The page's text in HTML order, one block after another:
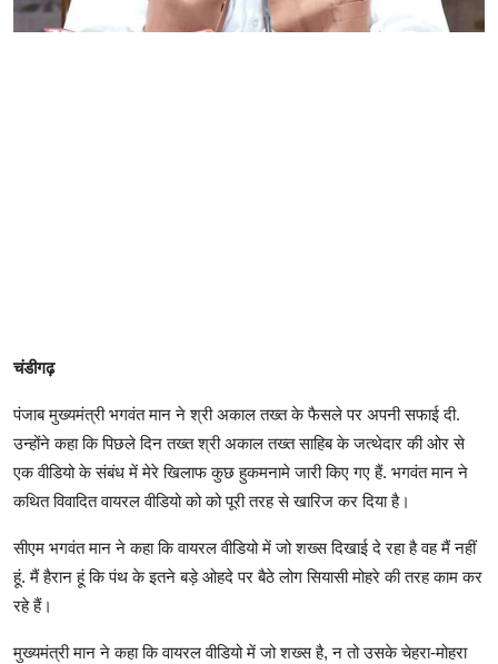
चंडीगढ़
पंजाब मुख्यमंत्री भगवंत मान ने श्री अकाल तख्त के फैसले पर अपनी सफाई दी.
उन्होंने कहा कि पिछले दिन तख्त श्री अकाल तख्त साहिब के जत्थेदार की ओर से
एक वीडियो के संबंध में मेरे खिलाफ कुछ हुकमनामे जारी किए गए हैं. भगवंत मान ने
कथित विवादित वायरल वीडियो को को पूरी तरह से खारिज कर दिया है।
सीएम भगवंत मान ने कहा कि वायरल वीडियो में जो शख्स दिखाई दे रहा है वह मैं नहीं
हूं. मैं हैरान हूं कि पंथ के इतने बड़े ओहदे पर बैठे लोग सियासी मोहरे की तरह काम कर
रहे हैं।
मुख्यमंत्री मान ने कहा कि वायरल वीडियो में जो शख्स है, न तो उसके चेहरा-मोहरा